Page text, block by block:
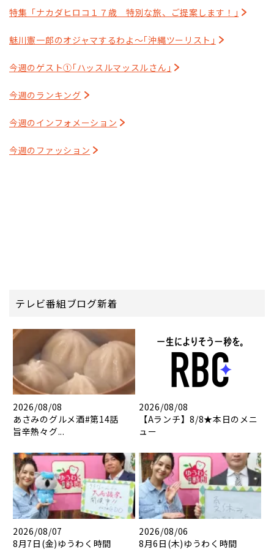
特集「ナカダヒロコ１７歳 特別な旅、ご提案します！｣
魅川憲一郎のオジャマするわよ～｢沖縄ツーリスト｣
今週のゲスト①｢ハッスルマッスルさん｣
今週のランキング
今週のインフォメーション
今週のファッション
テレビ番組ブログ新着
2026/08/08
あさみのグルメ酒#第14話
旨辛熱々グ...
2026/08/08
【Aランチ】8/8★本日のメニ
ュー
2026/08/07
8月7日(金)ゆうわく時間
2026/08/06
8月6日(木)ゆうわく時間